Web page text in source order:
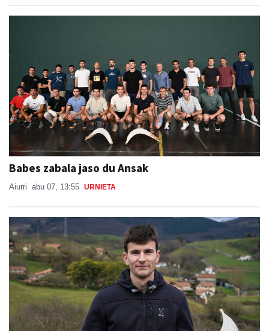
Babes zabala jaso du Ansak
Aiurri abu 07, 13:55 URNIETA